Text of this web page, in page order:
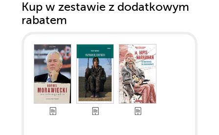
Kup w zestawie z dodatkowym
rabatem